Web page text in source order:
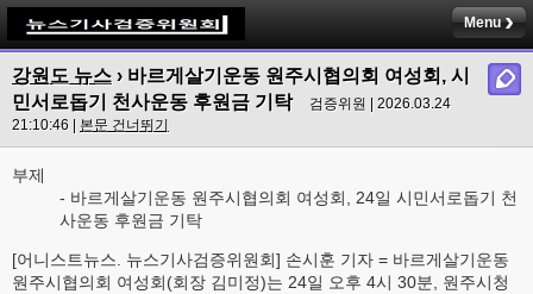
Menu
강원도 뉴스 › 바르게살기운동 원주시협의회 여성회, 시
민서로돕기 천사운동 후원금 기탁
검증위원 | 2026.03.24
21:10:46 | 본문 건너뛰기
부제
- 바르게살기운동 원주시협의회 여성회, 24일 시민서로돕기 천
사운동 후원금 기탁
[어니스트뉴스. 뉴스기사검증위원회] 손시훈 기자 = 바르게살기운동
원주시협의회 여성회(회장 김미정)는 24일 오후 4시 30분, 원주시청